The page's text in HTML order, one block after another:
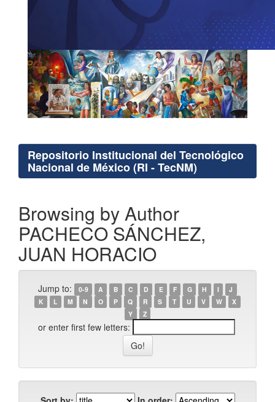
Repositorio Institucional del Tecnológico
Nacional de México (RI - TecNM)
Browsing by Author
PACHECO SÁNCHEZ,
JUAN HORACIO
Jump to: 0-9 A B C D E F G H I
J
K
L M N O P Q R S T U V W
X
Y
Z
or enter first few letters: